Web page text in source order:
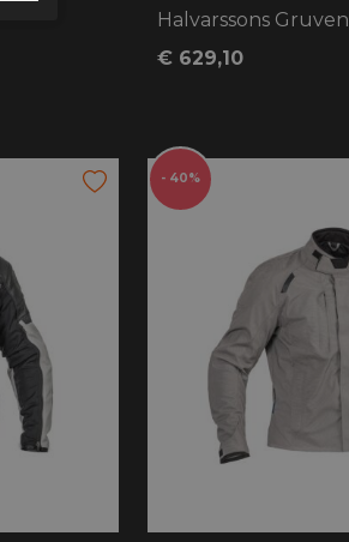
Halvarssons Gruven
€ 629,10
- 40%